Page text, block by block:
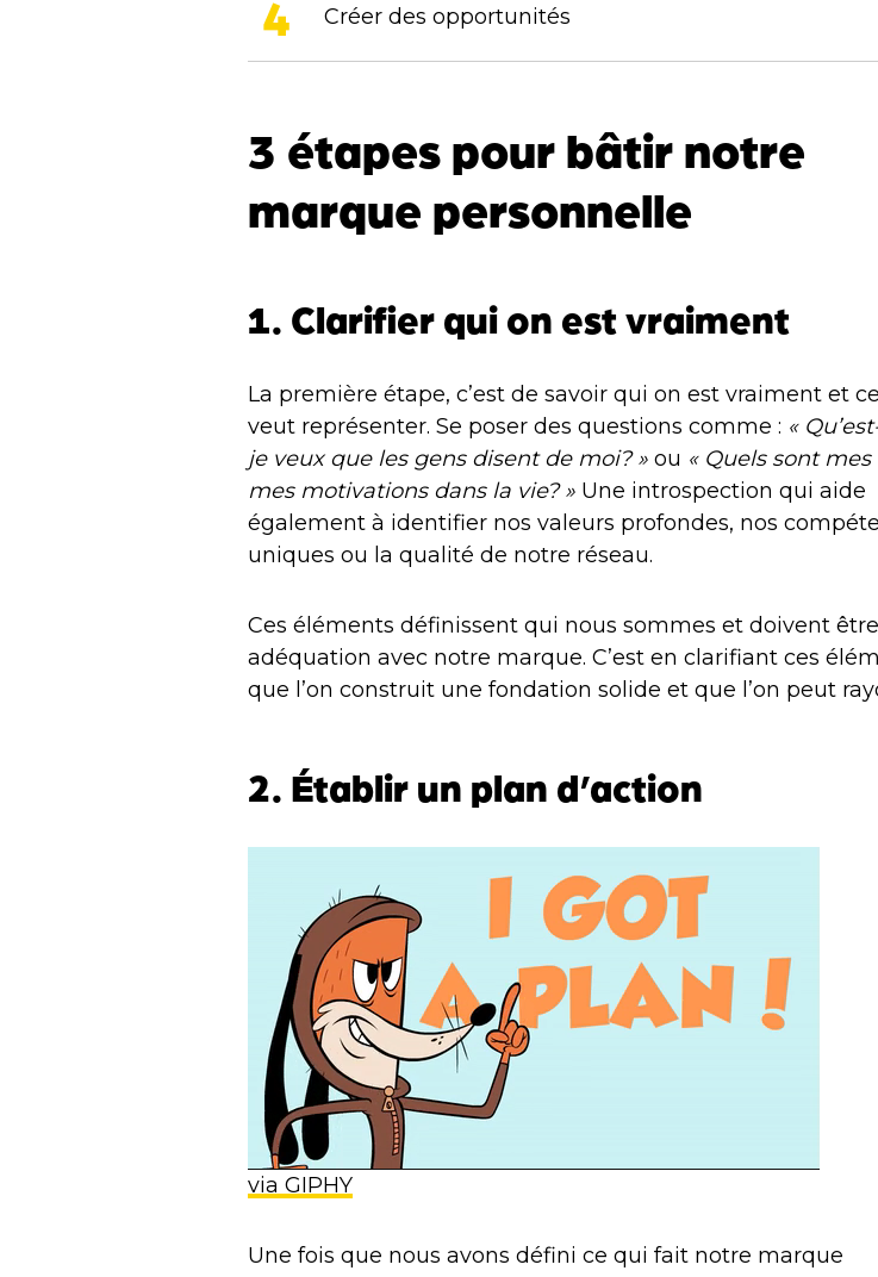
Créer des opportunités
3 étapes pour bâtir notre
marque personnelle
1. Clarifier qui on est vraiment
La première étape, c’est de savoir qui on est vraiment et
veut représenter. Se poser des questions comme : «
je veux que les gens disent de moi? » ou « Quels sont
mes motivations dans la vie? » Une introspection qui aide
également à identifier nos valeurs profondes, nos
uniques ou la qualité de notre réseau.
Ces éléments définissent qui nous sommes et doivent
adéquation avec notre marque. C’est en clarifiant ces
que l’on construit une fondation solide et que l’on peut
2. Établir un plan d’action
via GIPHY
Une fois que nous avons défini ce qui fait notre marque